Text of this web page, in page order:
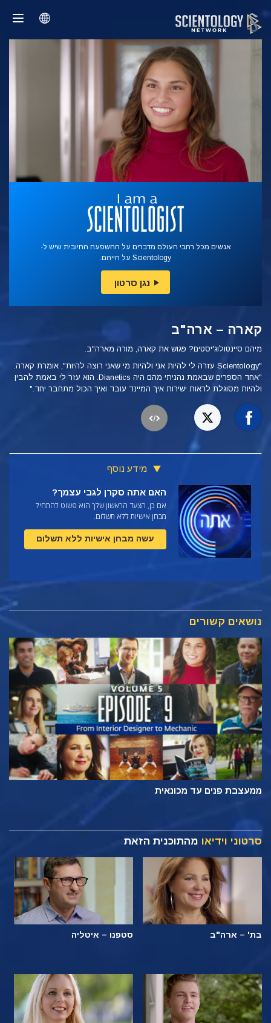
אנשים מכל רחבי העולם מדברים על ההשפעה החיובית שיש ל-
Scientology על חייהם.
נגן סרטון
קארה – ארה"ב
מיהם סיינטולוג'יסטים? פגוש את קארה, מורה מארה"ב.
"Scientology עזרה לי להיות אני ולהיות מי שאני רוצה להיות", אומרת קארה.
"אחד הספרים שבאמת נהניתי מהם היה
Dianetics. הוא עזר לי באמת להבין
ולהיות מסוגלת לראות ישירות איך המיינד עובד ואיך הכול מתחבר יחד."
מידע נוסף
האם אתה סקרן לגבי עצמך?
אם כן, הצעד הראשון שלך הוא פשוט להתחיל
מבחן אישיות ללא תשלום.
עשה מבחן אישיות ללא תשלום
נושאים קשורים
ממעצבת פנים עד מכונאית
סרטוני וידיאו מהתוכנית הזאת
בת' – ארה"ב סטפנו – איטליה